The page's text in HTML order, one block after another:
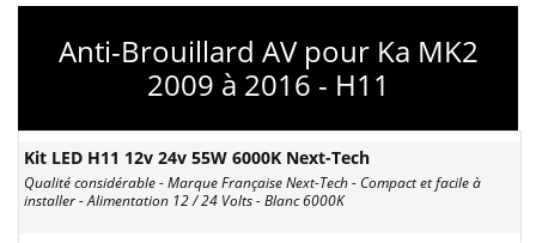
Anti-Brouillard AV pour Ka MK2
2009 à 2016 - H11
Kit LED H11 12v 24v 55W 6000K Next-Tech
Qualité considérable - Marque Française Next-Tech - Compact et facile à
installer - Alimentation 12 / 24 Volts - Blanc 6000K